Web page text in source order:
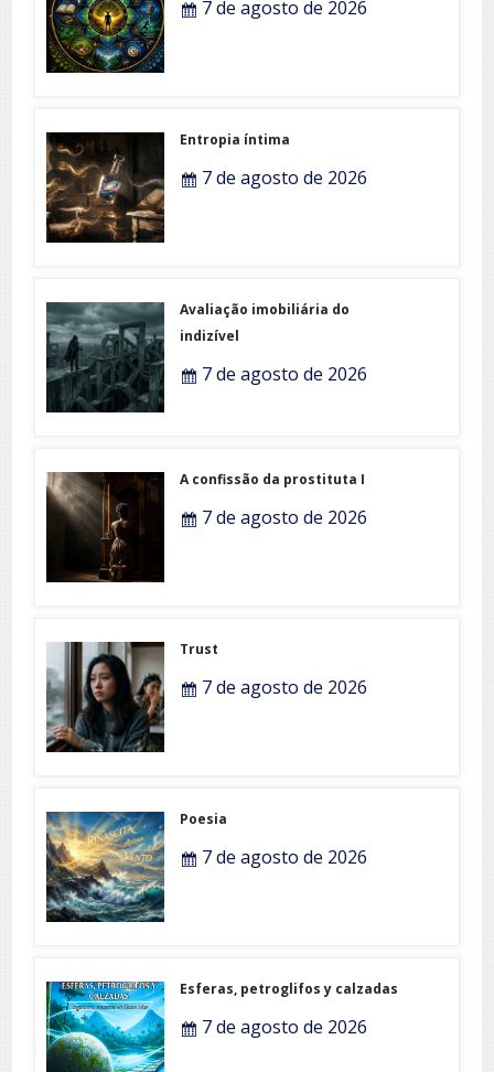
7 de agosto de 2026
Entropia íntima
7 de agosto de 2026
Avaliação imobiliária do
indizível
7 de agosto de 2026
A confissão da prostituta I
7 de agosto de 2026
Trust
7 de agosto de 2026
Poesia
7 de agosto de 2026
Esferas, petroglifos y calzadas
7 de agosto de 2026